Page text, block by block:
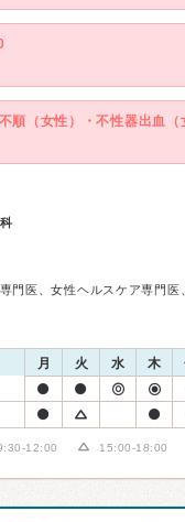
順（女性）・不性器出血（
門医、女性ヘルスケア専門医
月 火 水 木
12:00 15:00-18:00